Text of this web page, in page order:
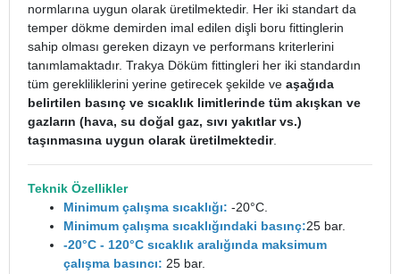
normlarına uygun olarak üretilmektedir. Her iki standart da
temper dökme demirden imal edilen dişli boru fittinglerin
sahip olması gereken dizayn ve performans kriterlerini
tanımlamaktadır. Trakya Döküm fittingleri her iki standardın
tüm gerekliliklerini yerine getirecek şekilde ve aşağıda
belirtilen basınç ve sıcaklık limitlerinde tüm akışkan ve
gazların (hava, su doğal gaz, sıvı yakıtlar vs.)
taşınmasına uygun olarak üretilmektedir.
Teknik Özellikler
Minimum çalışma sıcaklığı: -20°C.
Minimum çalışma sıcaklığındaki basınç:25 bar.
-20°C - 120°C sıcaklık aralığında maksimum
çalışma basıncı: 25 bar.